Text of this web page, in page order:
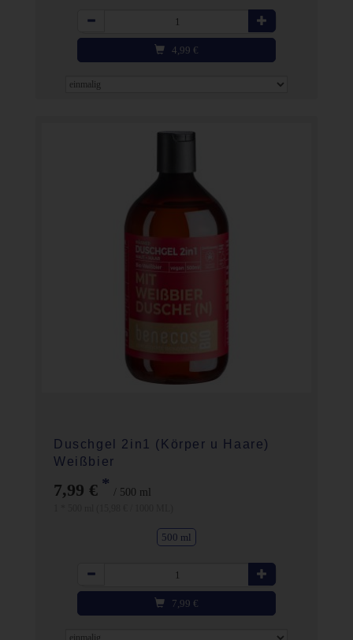
Anzahl
4,99 €
Duschgel 2in1 (Körper u Haare)
Weißbier
7,99 € * / 500 ml
500 ml
Anzahl
7,99 €